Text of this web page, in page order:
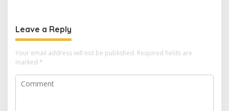
Leave a Reply
Your email address will not be published. Required fields are
marked *